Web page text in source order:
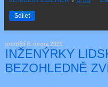
Sdílet
pondělí 8. února 2021
INŽENÝRKY
BEZOHLEDNĚ